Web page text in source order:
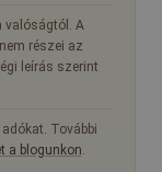
valóságtól. A
részei az
leírás szerint
További
a blogunkon.